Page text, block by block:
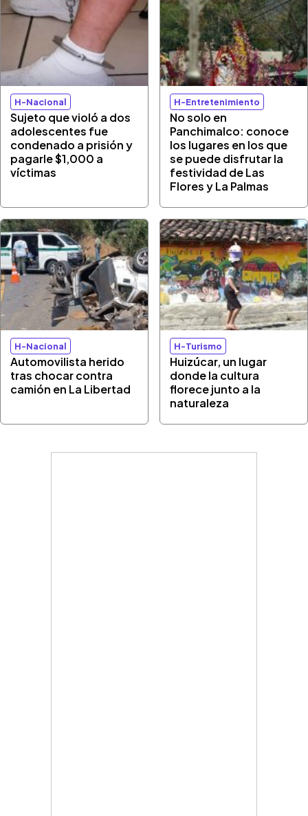
H-Nacional
Sujeto que violó a dos
adolescentes fue
condenado a prisión y
pagarle $1,000 a
víctimas
H-Entretenimiento
No solo en
Panchimalco: conoce
los lugares en los que
se puede disfrutar la
festividad de Las
Flores y La Palmas
H-Nacional
Automovilista herido
tras chocar contra
camión en La Libertad
H-Turismo
Huizúcar, un lugar
donde la cultura
florece junto a la
naturaleza